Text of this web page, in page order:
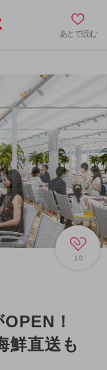
あとで読む
10
OPEN！
鮮直送も